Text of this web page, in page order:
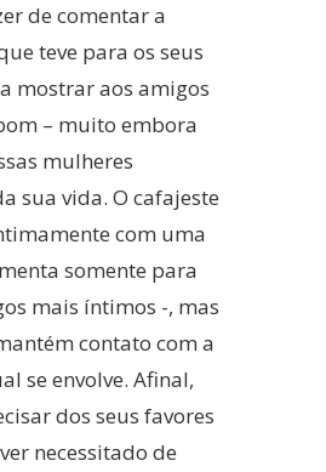
de comentar a
teve para os seus
mostrar aos amigos
– muito embora
mulheres
sua vida. O cafajeste
com uma
somente para
mais íntimos -, mas
contato com a
se envolve. Afinal,
dos seus favores
necessitado de